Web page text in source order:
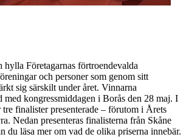
hylla Företagarnas förtroendevalda
och personer som genom sitt
sig särskilt under året. Vinnarna
med kongressmiddagen i Borås den 28 maj. I
tre finalister presenterade – förutom i Årets
Nedan presenteras finalisterna från Skåne
du läsa mer om vad de olika priserna innebär.